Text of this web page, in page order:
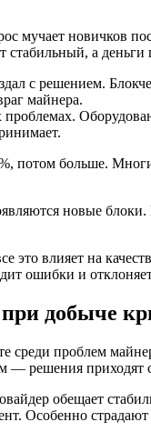
мучает новичков
стабильный, а деньги
с решением.
майнера.
потом больше.
новые
это влияет на
ошибки и
добыче
среди проблем
— решения
обещает
Особенно страдают